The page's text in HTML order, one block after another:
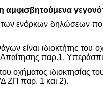
αμφισβητούμενα
ενόρκων δηλώσεων που
είναι ιδιοκτήτης του
παρ.1,
οχήματος ιδιοκτησίας
ΖΠ παρ. 1 και 2).